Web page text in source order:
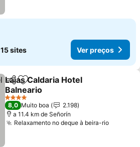
15 sites Ver preços
PartilharAdicionar aos favoritos
Laias Caldaria Hotel
Balneario
4 Estrelas
8,0 Muito boa
2.198
a 11.4 km de Señorín
Relaxamento no deque à beira-rio